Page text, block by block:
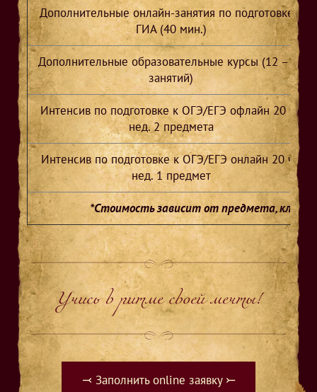
Дополнительные онлайн-занятия по подготовке к
ГИА (40 мин.)
Дополнительные образовательные курсы (12 – 20
занятий)
Интенсив по подготовке к ОГЭ/ЕГЭ офлайн 20 ч./
нед. 2 предмета
Интенсив по подготовке к ОГЭ/ЕГЭ онлайн 20 ч./
нед. 1 предмет
*Стоимость зависит от предмета, класса
Учись в ритме своей мечты!
⤙ Заполнить online заявку ⤚